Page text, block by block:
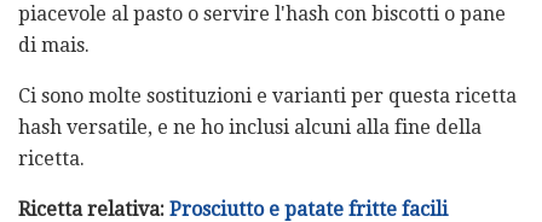
piacevole al pasto o servire l'hash con biscotti o pane
di mais.
Ci sono molte sostituzioni e varianti per questa ricetta
hash versatile, e ne ho inclusi alcuni alla fine della
ricetta.
Ricetta relativa: Prosciutto e patate fritte facili